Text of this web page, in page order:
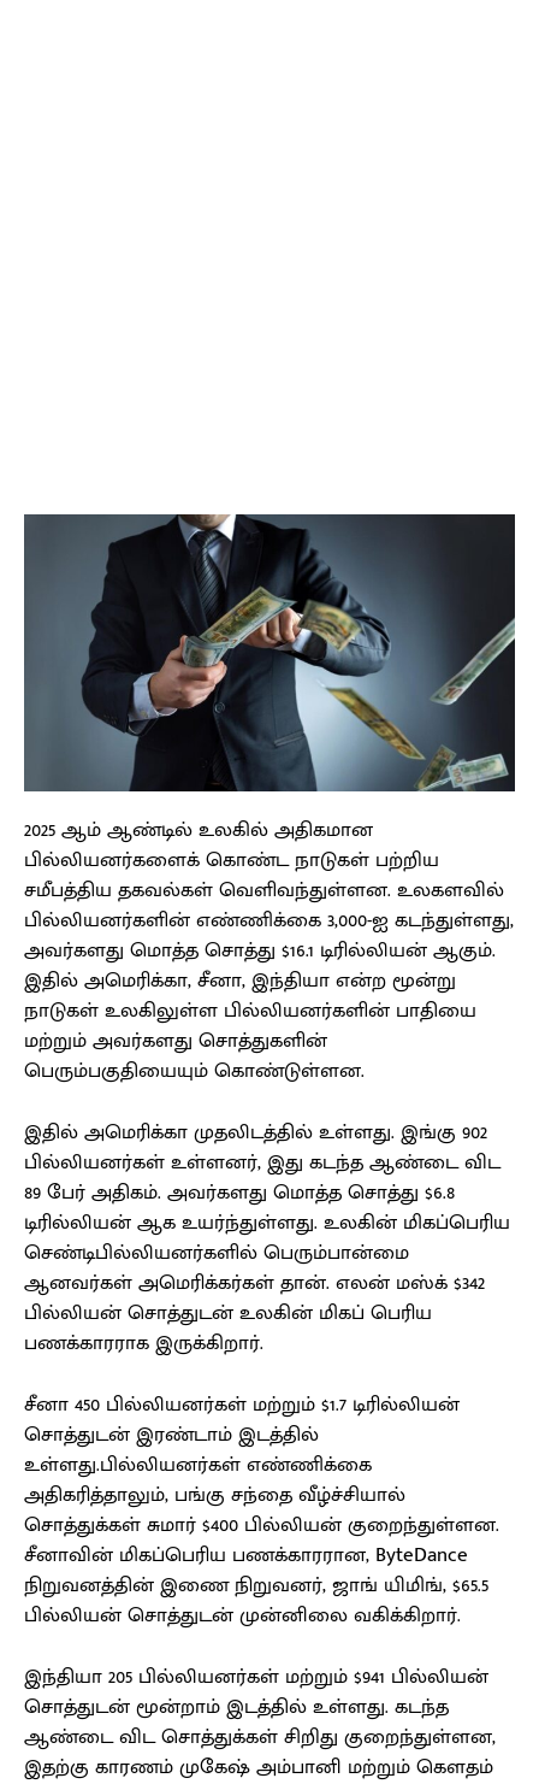
2025 ஆம் ஆண்டில் உலகில் அதிகமான
பில்லியனர்களைக் கொண்ட நாடுகள் பற்றிய
சமீபத்திய தகவல்கள் வெளிவந்துள்ளன. உலகளவில்
பில்லியனர்களின் எண்ணிக்கை 3,000-ஐ கடந்துள்ளது,
அவர்களது மொத்த சொத்து $16.1 டிரில்லியன் ஆகும்.
இதில் அமெரிக்கா, சீனா, இந்தியா என்ற மூன்று
நாடுகள் உலகிலுள்ள பில்லியனர்களின் பாதியை
மற்றும் அவர்களது சொத்துகளின்
பெரும்பகுதியையும் கொண்டுள்ளன.
இதில் அமெரிக்கா முதலிடத்தில் உள்ளது. இங்கு 902
பில்லியனர்கள் உள்ளனர், இது கடந்த ஆண்டை விட
89 பேர் அதிகம். அவர்களது மொத்த சொத்து $6.8
டிரில்லியன் ஆக உயர்ந்துள்ளது. உலகின் மிகப்பெரிய
செண்டிபில்லியனர்களில் பெரும்பான்மை
ஆனவர்கள் அமெரிக்கர்கள் தான். எலன் மஸ்க் $342
பில்லியன் சொத்துடன் உலகின் மிகப் பெரிய
பணக்காரராக இருக்கிறார்.
சீனா 450 பில்லியனர்கள் மற்றும் $1.7 டிரில்லியன்
சொத்துடன் இரண்டாம் இடத்தில்
உள்ளது.பில்லியனர்கள் எண்ணிக்கை
அதிகரித்தாலும், பங்கு சந்தை வீழ்ச்சியால்
சொத்துக்கள் சுமார் $400 பில்லியன் குறைந்துள்ளன.
சீனாவின் மிகப்பெரிய பணக்காரரான, ByteDance
நிறுவனத்தின் இணை நிறுவனர், ஜாங் யிமிங், $65.5
பில்லியன் சொத்துடன் முன்னிலை வகிக்கிறார்.
இந்தியா 205 பில்லியனர்கள் மற்றும் $941 பில்லியன்
சொத்துடன் மூன்றாம் இடத்தில் உள்ளது. கடந்த
ஆண்டை விட சொத்துக்கள் சிறிது குறைந்துள்ளன,
இதற்கு காரணம் முகேஷ் அம்பானி மற்றும் கௌதம்